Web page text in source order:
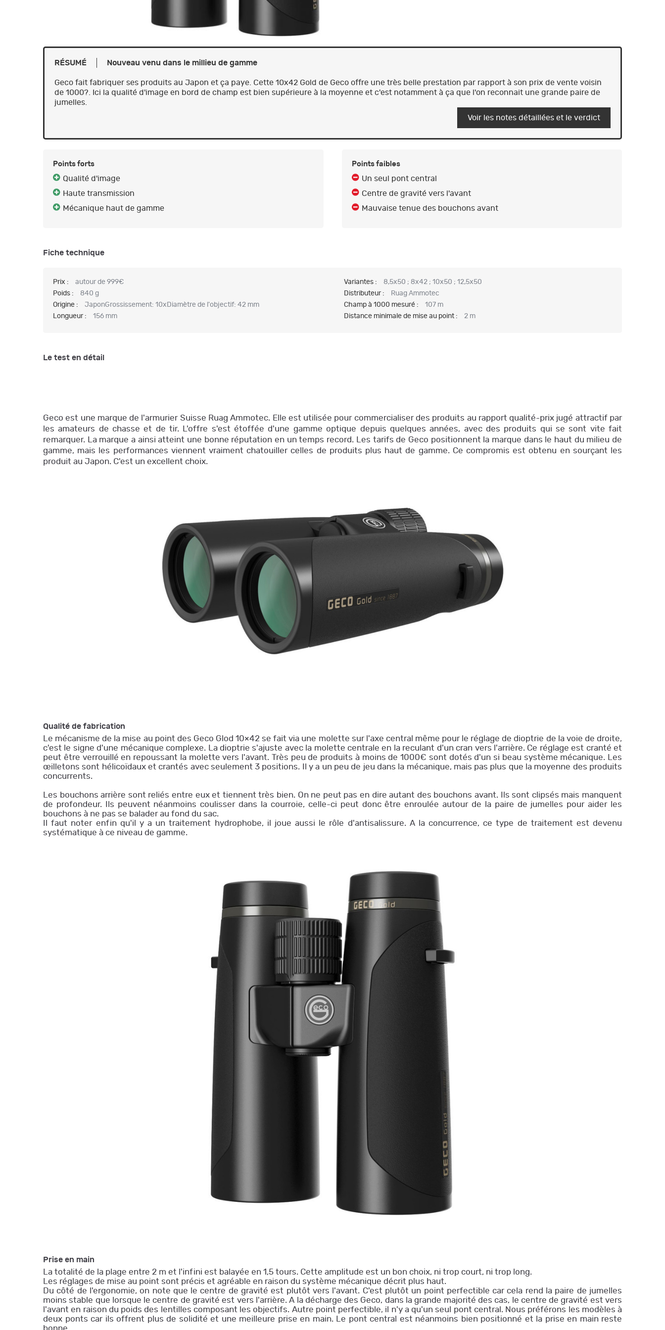
RÉSUMÉ Nouveau venu dans le millieu de gamme
Geco fait fabriquer ses produits au Japon et ça paye. Cette 10x42 Gold de Geco offre une très belle prestation par rapport à son prix de vente voisin
de 1000?. Ici la qualité d'image en bord de champ est bien supérieure à la moyenne et c'est notamment à ça que l'on reconnait une grande paire de
jumelles.
Voir les notes détaillées et le verdict
Points forts
Qualité d'image
Haute transmission
Mécanique haut de gamme
Points faibles
Un seul pont central
Centre de gravité vers l'avant
Mauvaise tenue des bouchons avant
Fiche technique
Prix :
autour de 999€
Poids :
840 g
Origine :
JaponGrossissement: 10xDiamètre de l'objectif: 42 mm
Longueur :
156 mm
Variantes :
8,5x50 ; 8x42 ; 10x50 ; 12,5x50
Distributeur :
Ruag Ammotec
Champ à 1000 mesuré :
107 m
Distance minimale de mise au point :
2 m
Le test en détail
Geco est une marque de l'armurier Suisse Ruag Ammotec. Elle est utilisée pour commercialiser des produits au rapport qualité-prix jugé attractif par
les amateurs de chasse et de tir. L'offre s'est étoffée d'une gamme optique depuis quelques années, avec des produits qui se sont vite fait
remarquer. La marque a ainsi atteint une bonne réputation en un temps record. Les tarifs de Geco positionnent la marque dans le haut du milieu de
gamme, mais les performances viennent vraiment chatouiller celles de produits plus haut de gamme. Ce compromis est obtenu en sourçant les
produit au Japon. C'est un excellent choix.
Qualité de fabrication
Le mécanisme de la mise au point des Geco Glod 10×42 se fait via une molette sur l'axe central même pour le réglage de dioptrie de la voie de droite,
c'est le signe d'une mécanique complexe. La dioptrie s'ajuste avec la molette centrale en la reculant d'un cran vers l'arrière. Ce réglage est cranté et
peut être verrouillé en repoussant la molette vers l'avant. Très peu de produits à moins de 1000€ sont dotés d'un si beau système mécanique. Les
œilletons sont hélicoïdaux et crantés avec seulement 3 positions. Il y a un peu de jeu dans la mécanique, mais pas plus que la moyenne des produits
concurrents.
Les bouchons arrière sont reliés entre eux et tiennent très bien. On ne peut pas en dire autant des bouchons avant. Ils sont clipsés mais manquent
de profondeur. Ils peuvent néanmoins coulisser dans la courroie, celle-ci peut donc être enroulée autour de la paire de jumelles pour aider les
bouchons à ne pas se balader au fond du sac.
Il faut noter enfin qu'il y a un traitement hydrophobe, il joue aussi le rôle d'antisalissure. A la concurrence, ce type de traitement est devenu
systématique à ce niveau de gamme.
Prise en main
La totalité de la plage entre 2 m et l'infini est balayée en 1,5 tours. Cette amplitude est un bon choix, ni trop court, ni trop long.
Les réglages de mise au point sont précis et agréable en raison du système mécanique décrit plus haut.
Du côté de l'ergonomie, on note que le centre de gravité est plutôt vers l'avant. C'est plutôt un point perfectible car cela rend la paire de jumelles
moins stable que lorsque le centre de gravité est vers l'arrière. A la décharge des Geco, dans la grande majorité des cas, le centre de gravité est vers
l'avant en raison du poids des lentilles composant les objectifs. Autre point perfectible, il n'y a qu'un seul pont central. Nous préférons les modèles à
deux ponts car ils offrent plus de solidité et une meilleure prise en main. Le pont central est néanmoins bien positionné et la prise en main reste
bonne.